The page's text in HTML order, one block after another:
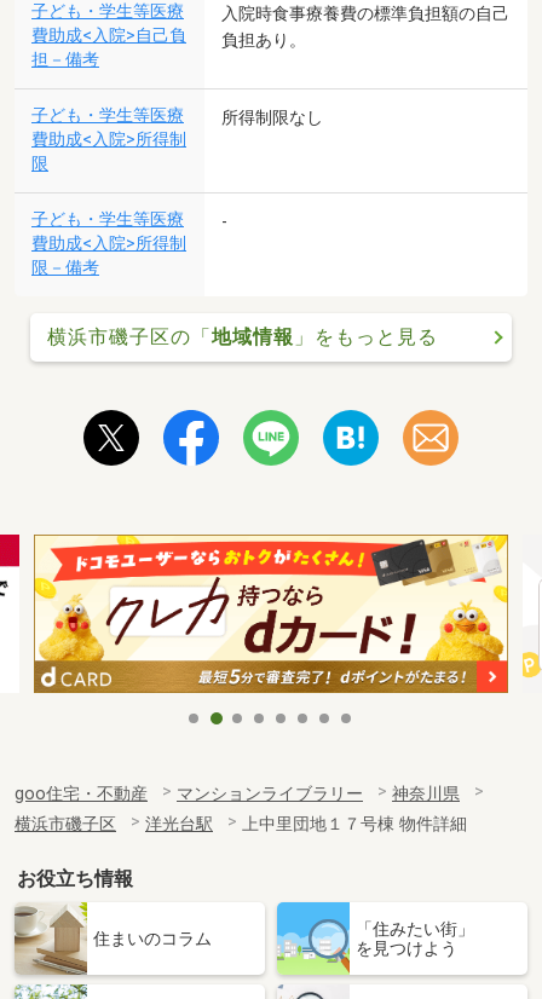
子ども・学生等医療
費助成<入院>自己負
担－備考
入院時食事療養費の標準負担額の自己
負担あり。
子ども・学生等医療
費助成<入院>所得制
限
所得制限なし
子ども・学生等医療
費助成<入院>所得制
限－備考
-
横浜市磯子区の「地域情報 」をもっと見る
goo住宅・不動産 マンションライブラリー
神奈川県
横浜市磯子区
洋光台駅 上中里団地１７号棟 物件詳細
お役立ち情報
住まいのコラム
「住みたい街」
を見つけよう